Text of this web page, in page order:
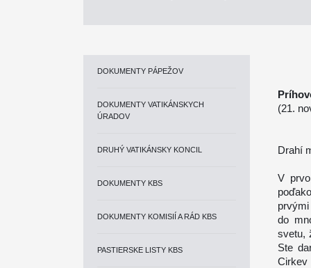
DOKUMENTY PÁPEŽOV
DOKUMENTY VATIKÁNSKYCH
ÚRADOV
DRUHÝ VATIKÁNSKY KONCIL
DOKUMENTY KBS
DOKUMENTY KOMISIÍ A RÁD KBS
PASTIERSKE LISTY KBS
(21.
Drahí
V
do
svetu,
Ste
Cirkev